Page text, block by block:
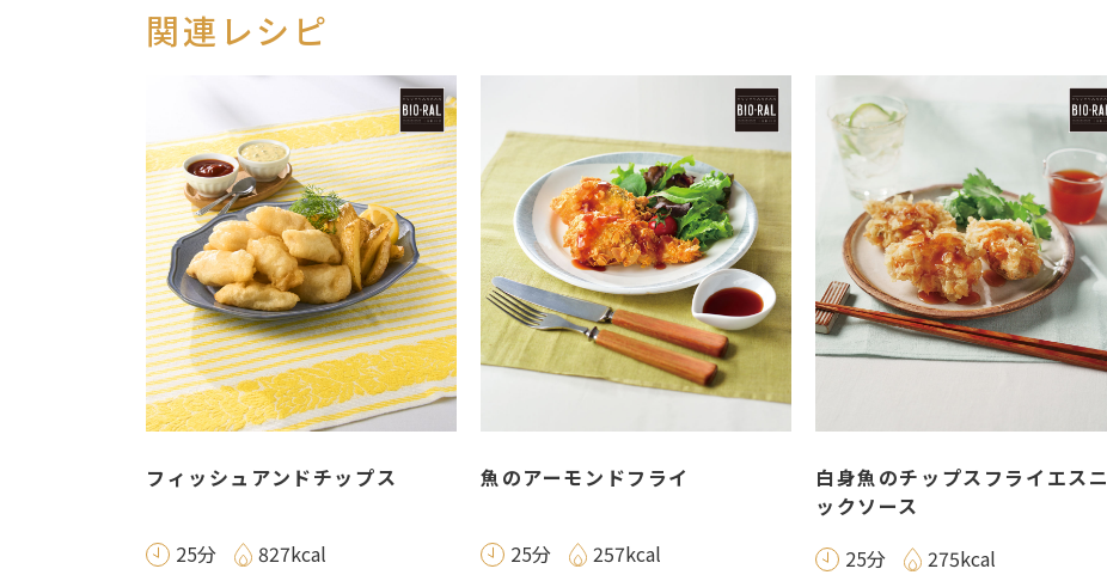
関連レシピ
フィッシュアンドチップス
25分 827kcal
魚のアーモンドフライ
25分 257kcal
白身魚のチップスフライエスニ
ックソース
25分
275kcal